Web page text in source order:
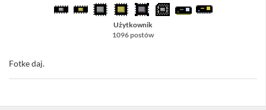
Użytkownik
1096 postów
Fotke daj.